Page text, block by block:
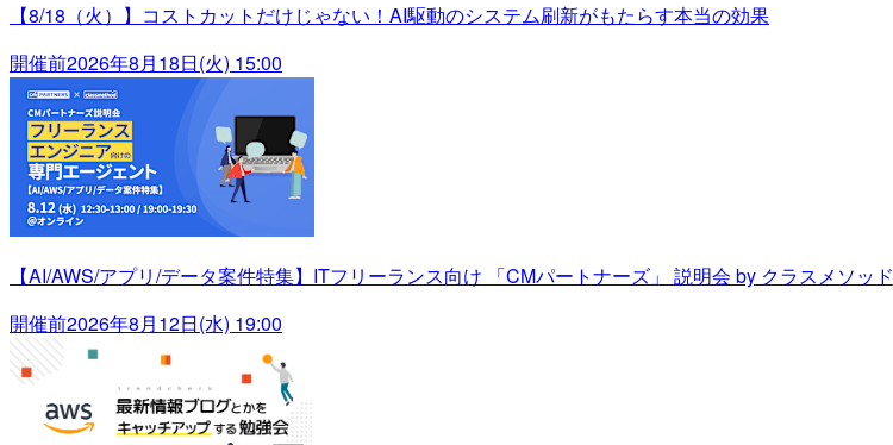
【8/18（火）】コストカットだけじゃない！AI駆動のシステム刷新がもたらす本当の効果
開催前2026年8月18日(火) 15:00
【AI/AWS/アプリ/データ案件特集】ITフリーランス向け 「CMパートナーズ」 説明会 by クラスメソッド
開催前2026年8月12日(水) 19:00